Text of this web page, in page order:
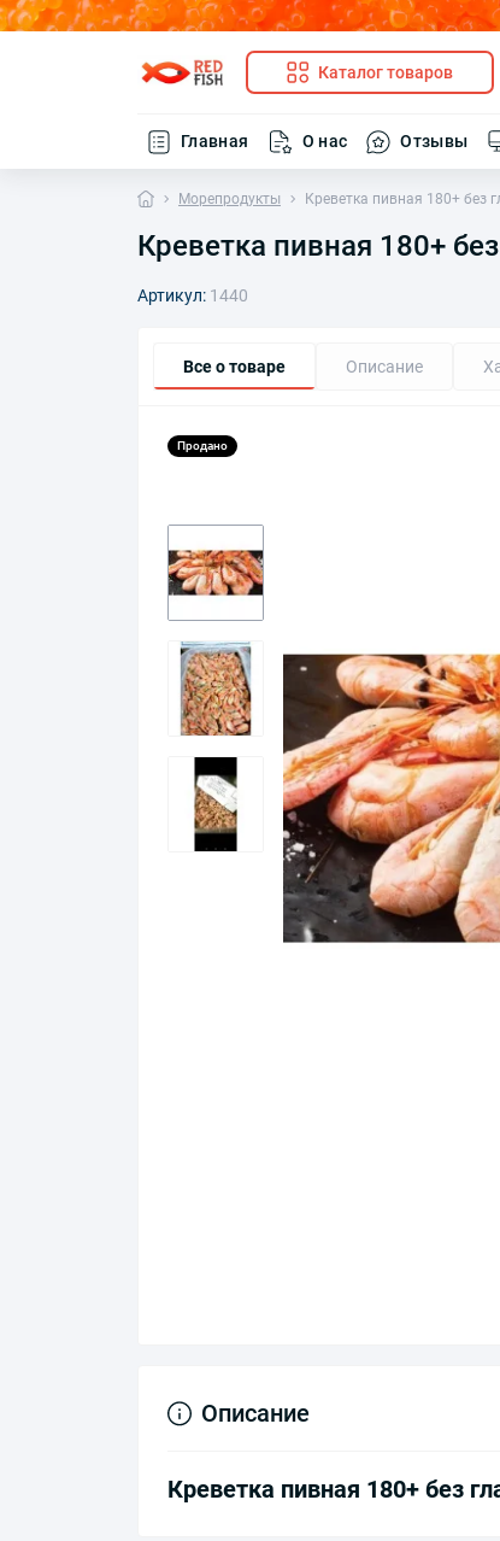
Каталог товаров
Главная О нас Отзывы
Морепродукты Креветка пивная 180+ без
Креветка пивная 180+
Артикул: 1440
Все о товаре Описание
Продано
Описание
Креветка пивная 180+ без